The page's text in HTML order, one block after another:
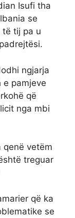
Isufi tha
se
të tij pa u
ngjarja
e pamjeve
që
nga mbi
qenë vetëm
treguar
që ka
se